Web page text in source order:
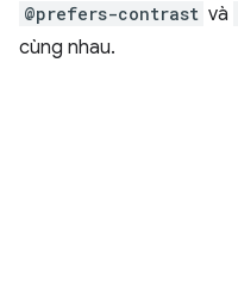
@prefers-contrast và
cùng nhau.